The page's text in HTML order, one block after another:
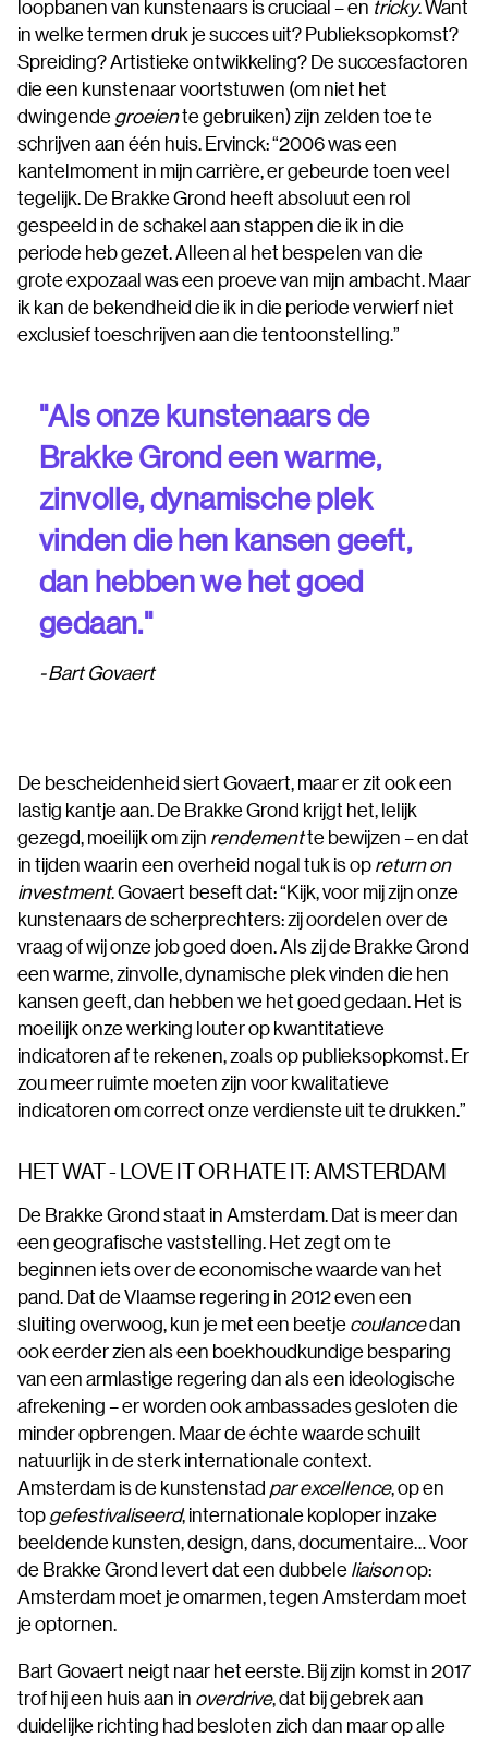
loopbanen van kunstenaars is cruciaal – en tricky. Want
in welke termen druk je succes uit? Publieksopkomst?
Spreiding? Artistieke ontwikkeling? De succesfactoren
die een kunstenaar voortstuwen (om niet het
dwingendegroeiente gebruiken) zijn zelden toe te
schrijven aan één huis. Ervinck: “2006 was een
kantelmoment in mijn carrière, er gebeurde toen veel
tegelijk. De Brakke Grond heeft absoluut een rol
gespeeld in de schakel aan stappen die ik in die
periode heb gezet. Alleen al het bespelen van die
grote expozaal was een proeve van mijn ambacht. Maar
ik kan de bekendheid die ik in die periode verwierf niet
exclusief toeschrijven aan die tentoonstelling.”
"Als onze kunstenaars de
Brakke Grond een warme,
zinvolle, dynamische plek
vinden die hen kansen geeft,
dan hebben we het goed
gedaan."
Bart Govaert
De bescheidenheid siert Govaert, maar er zit ook een
lastig kantje aan. De Brakke Grond krijgt het, lelijk
gezegd, moeilijk om zijn rendementte bewijzen – en dat
in tijden waarin een overheid nogal tuk is opreturn on
investment. Govaert beseft dat: “Kijk, voor mij zijn onze
kunstenaars de scherprechters: zij oordelen over de
vraag of wij onze job goed doen. Als zij de Brakke Grond
een warme, zinvolle, dynamische plek vinden die hen
kansen geeft, dan hebben we het goed gedaan. Het is
moeilijk onze werking louter op kwantitatieve
indicatoren af te rekenen, zoals op publieksopkomst. Er
zou meer ruimte moeten zijn voor kwalitatieve
indicatoren om correct onze verdienste uit te drukken.”
HET WAT - LOVE IT OR HATE IT: AMSTERDAM
De Brakke Grond staat in Amsterdam. Dat is meer dan
een geografische vaststelling. Het zegt om te
beginnen iets over de economische waarde van het
pand. Dat de Vlaamse regering in 2012 even een
sluiting overwoog, kun je met een beetjecoulancedan
ook eerder zien als een boekhoudkundige besparing
van een armlastige regering dan als een ideologische
afrekening – er worden ook ambassades gesloten die
minder opbrengen. Maar de échte waarde schuilt
natuurlijk in de sterk internationale context.
Amsterdam is de kunstenstad par excellence, op en
topgefestivaliseerd, internationale koploper inzake
beeldende kunsten, design, dans, documentaire… Voor
de Brakke Grond levert dat een dubbeleliaisonop:
Amsterdam moet je omarmen, tegen Amsterdam moet
je optornen.
Bart Govaert neigt naar het eerste. Bij zijn komst in 2017
trof hij een huis aan in overdrive, dat bij gebrek aan
duidelijke richting had besloten zich dan maar op alle